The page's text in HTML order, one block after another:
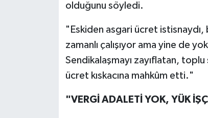
olduğunu söyledi.
"Eskiden asgari ücret
zamanlı çalışıyor ama yine de
Sendikalaşmayı zayıflatan,
ücret kıskacına mahkûm etti."
"VERGİ ADALETİ YOK, YÜK